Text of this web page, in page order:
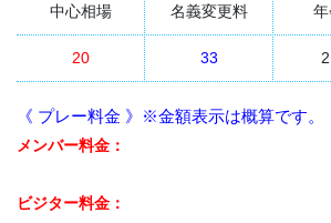
中心相場 名義変更料
20 33
《 プレー料金 》※金額表示は概算です。
メンバー料金：
ビジター料金：